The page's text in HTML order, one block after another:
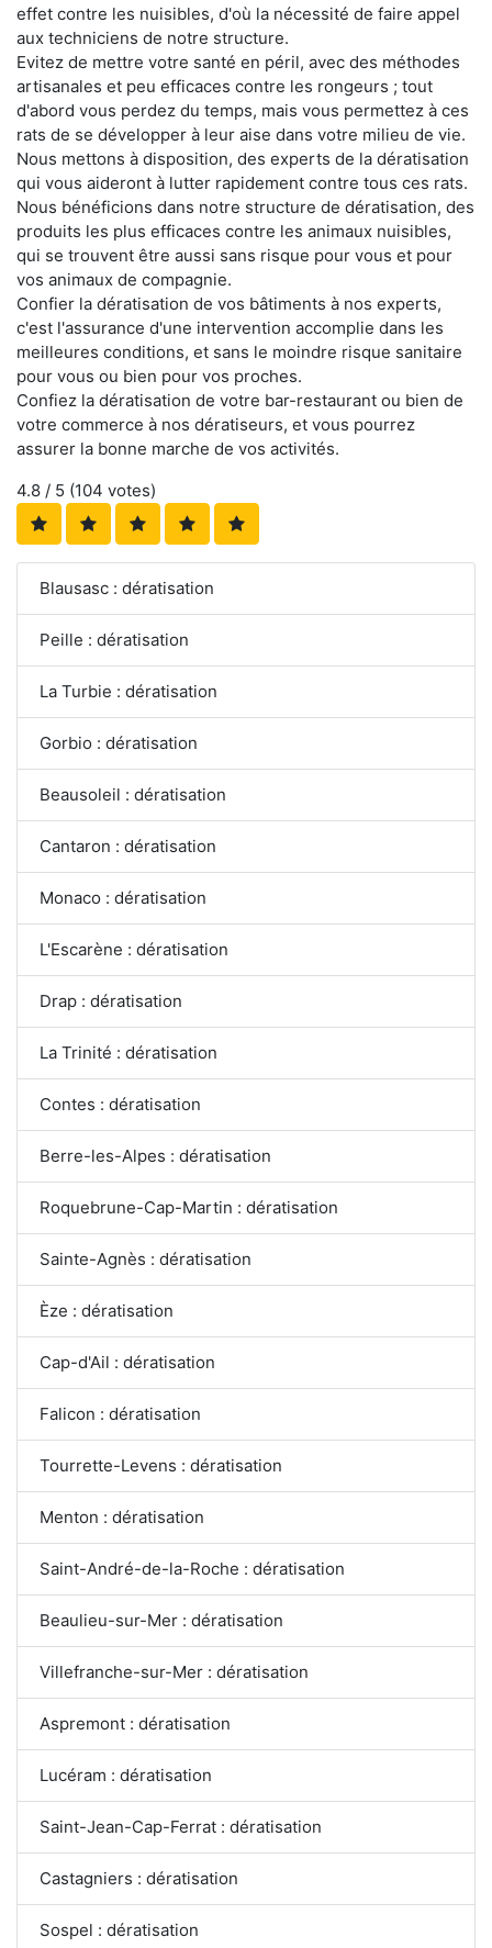
effet contre les nuisibles, d'où la nécessité de faire appel
aux techniciens de notre structure.
Evitez de mettre votre santé en péril, avec des méthodes
artisanales et peu efficaces contre les rongeurs ; tout
d'abord vous perdez du temps, mais vous permettez à ces
rats de se développer à leur aise dans votre milieu de vie.
Nous mettons à disposition, des experts de la dératisation
qui vous aideront à lutter rapidement contre tous ces rats.
Nous bénéficions dans notre structure de dératisation, des
produits les plus efficaces contre les animaux nuisibles,
qui se trouvent être aussi sans risque pour vous et pour
vos animaux de compagnie.
Confier la dératisation de vos bâtiments à nos experts,
c'est l'assurance d'une intervention accomplie dans les
meilleures conditions, et sans le moindre risque sanitaire
pour vous ou bien pour vos proches.
Confiez la dératisation de votre bar-restaurant ou bien de
votre commerce à nos dératiseurs, et vous pourrez
assurer la bonne marche de vos activités.
4.8 / 5 (104 votes)
Blausasc : dératisation
Peille : dératisation
La Turbie : dératisation
Gorbio : dératisation
Beausoleil : dératisation
Cantaron : dératisation
Monaco : dératisation
L'Escarène : dératisation
Drap : dératisation
La Trinité : dératisation
Contes : dératisation
Berre-les-Alpes : dératisation
Roquebrune-Cap-Martin : dératisation
Sainte-Agnès : dératisation
Èze : dératisation
Cap-d'Ail : dératisation
Falicon : dératisation
Tourrette-Levens : dératisation
Menton : dératisation
Saint-André-de-la-Roche : dératisation
Beaulieu-sur-Mer : dératisation
Villefranche-sur-Mer : dératisation
Aspremont : dératisation
Lucéram : dératisation
Saint-Jean-Cap-Ferrat : dératisation
Castagniers : dératisation
Sospel : dératisation